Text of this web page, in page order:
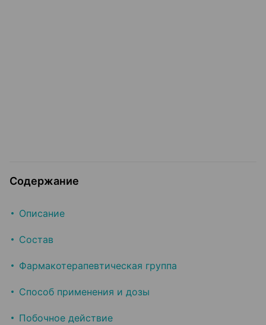
Содержание
Описание
Состав
Фармакотерапевтическая группа
Способ применения и дозы
Побочное действие